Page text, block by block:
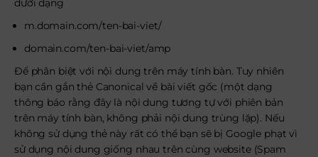
dưới dạng
m.domain.com/ten-bai-viet/
domain.com/ten-bai-viet/amp
Để phân biệt với nội dung trên máy tính bàn. Tuy nhiên
bạn cần gắn thẻ Canonical về bài viết gốc (một dạng
thông báo rằng đây là nội dung tương tự với phiên bản
trên máy tính bàn, không phải nội dung trùng lặp). Nếu
không sử dụng thẻ này rất có thể bạn sẽ bị Google phạt vì
sử dụng nội dung giống nhau trên cùng website (Spam